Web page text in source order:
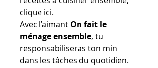
clique ici.
Avec l’aimant On fait le
ménage ensemble, tu
responsabiliseras ton mini
dans les tâches du quotidien.